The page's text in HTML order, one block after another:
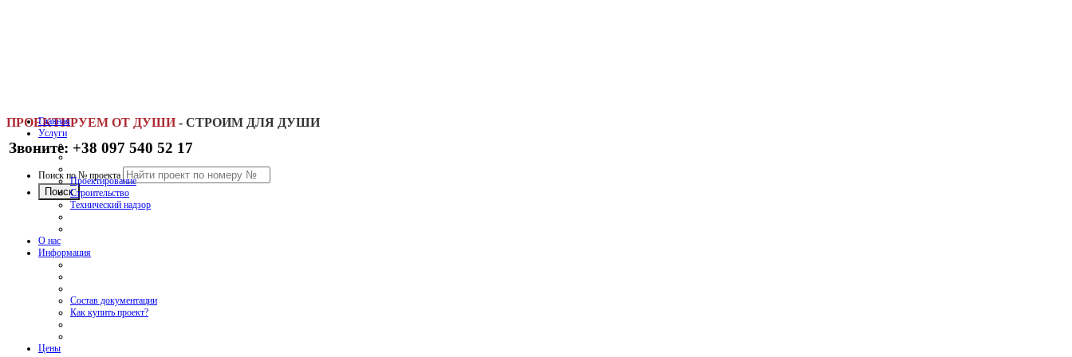
ПРОЕКТИРУЕМ ОТ ДУШИ - СТРОИМ ДЛЯ ДУШИ
Звоните: +38 097 540 52 17
Поиск по № проекта
Главная
Услуги
Проектирование
Строительство
Технический надзор
О нас
Информация
Состав документации
Как купить проект?
Цены